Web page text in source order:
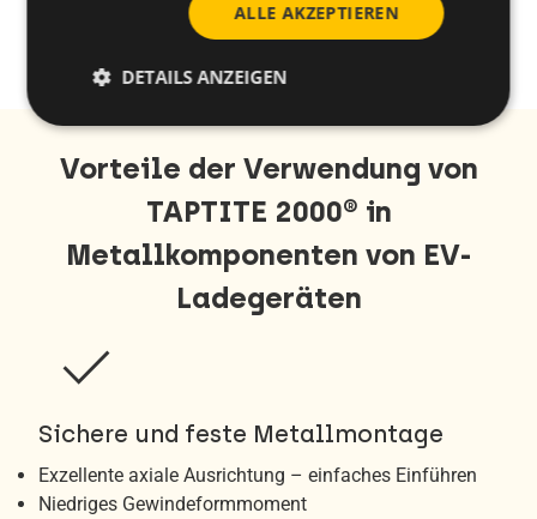
Vorteile der Verwendung von
TAPTITE 2000® in
Metallkomponenten von EV-
Ladegeräten
check
Sichere und feste Metallmontage
Exzellente axiale Ausrichtung – einfaches Einführen
Niedriges Gewindeformmoment
ALLE AKZEPTIEREN
DETAILS ANZEIGEN